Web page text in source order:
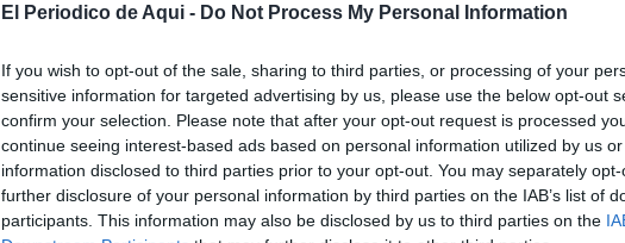
El Periodico de Aqui - Do Not Process My Personal Information
If you wish to opt-out of the sale, sharing to third parties, or processing of your
sensitive information for targeted advertising by us, please use the below opt-out
confirm your selection. Please note that after your opt-out request is processed
continue seeing interest-based ads based on personal information utilized by us
information disclosed to third parties prior to your opt-out. You may separately
further disclosure of your personal information by third parties on the IAB’s list of
participants. This information may also be disclosed by us to third parties on the
como fuente preferida de Google de forma gratuita.
ha comenzado a planificarnuevas inversiones